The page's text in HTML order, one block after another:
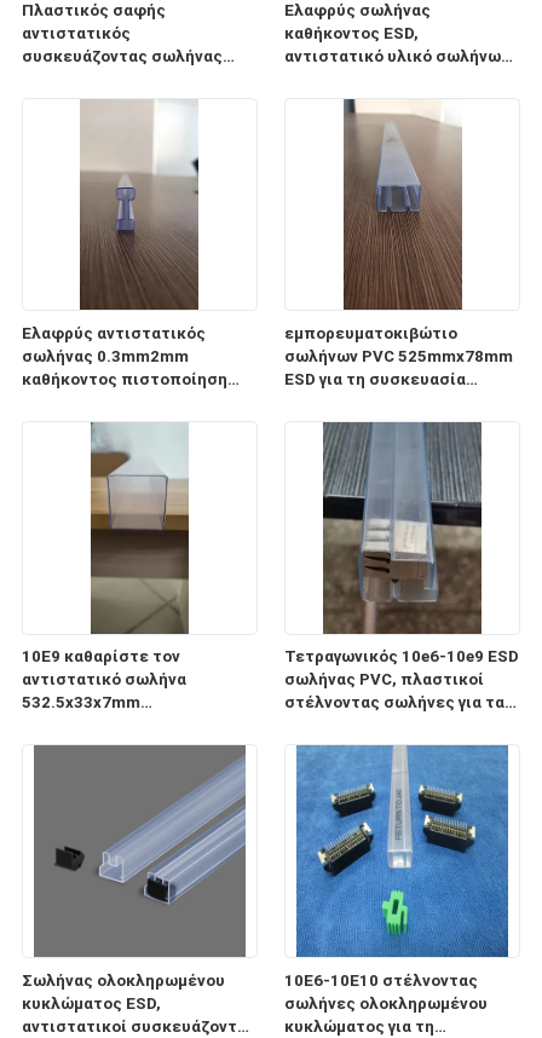
Πλαστικός σαφής
αντιστατικός
συσκευάζοντας σωλήνας
Ελαφρύς σωλήνας
καθήκοντος ESD,
αντιστατικό υλικό σωλήνων
ολοκληρωμένου κυκλώματος
Ελαφρύς αντιστατικός
σωλήνας 0.3mm2mm
καθήκοντος πιστοποίηση
εμπορευματοκιβώτιο
σωλήνων PVC 525mmx78mm
ESD για τη συσκευασία
ηλεκτρικού ρεύματος
10E9 καθαρίστε τον
αντιστατικό σωλήνα
532.5x33x7mm
ESD για τη συσκευασία και τη
Τετραγωνικός 10e6-10e9 ESD
σωλήνας PVC, πλαστικοί
στέλνοντας σωλήνες για τα
Σωλήνας ολοκληρωμένου
κυκλώματος ESD,
αντιστατικοί συσκευάζοντας
10E6-10E10 στέλνοντας
σωλήνες ολοκληρωμένου
κυκλώματος για τη